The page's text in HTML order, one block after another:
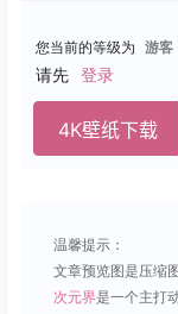
您当前的等级为 游客
请先 登录
4K壁纸下载
温馨提示：
文章预览图是压缩
次元界是一个主打动漫/游戏和虚拟